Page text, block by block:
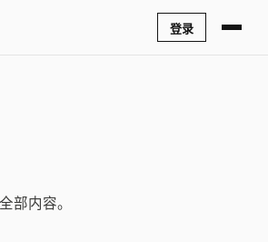
登录
部内容。